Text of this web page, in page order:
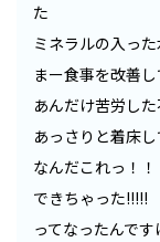
た
ミネラルの入っ
まー食事を改善し
あんだけ苦労し
あっさりと着床し
なんだこれっ！！
できちゃった!!!!!
ってなったんで